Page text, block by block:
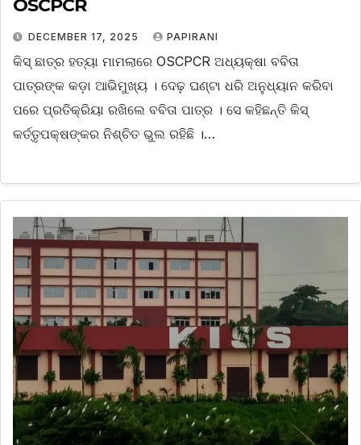
OSCPCR
DECEMBER 17, 2025 PAPIRANI
କିସ୍‌ ଛାତ୍ର ହତ୍ୟା ମାମଲାରେ OSCPCR ଅଧ୍ୟକ୍ଷା ବବିତା
ପାତ୍ରଙ୍କ କଡ଼ା ଆଭିମୁଖ୍ୟ । ଦେଢ଼ ଘଣ୍ଟା ଧରି ଅନୁଧ୍ୟାନ କରିବା
ପରେ ପ୍ରତିକ୍ରିୟା ରଖିଲେ ବବିତା ପାତ୍ର । ସେ କହିଛନ୍ତି କିସ୍‌
କର୍ତ୍ତୃପକ୍ଷଙ୍କର ନିଶ୍ଚିତ ଭୁଲ ରହିଛି ।…